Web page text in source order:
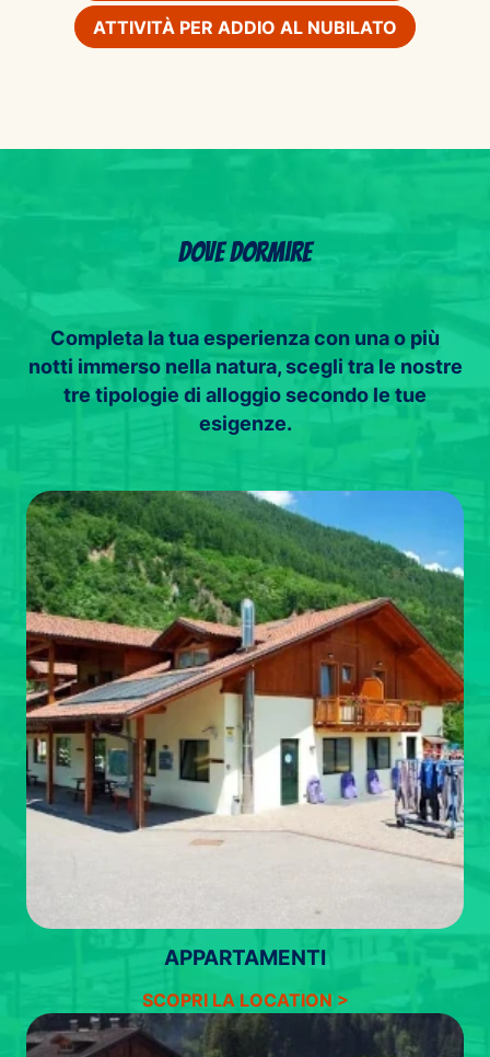
ATTIVITÀ PER ADDIO AL NUBILATO
Dove dormire
Completa la tua esperienza con una o più
notti immerso nella natura, scegli tra le nostre
tre tipologie di alloggio secondo le tue
esigenze.
APPARTAMENTI
SCOPRI LA LOCATION >